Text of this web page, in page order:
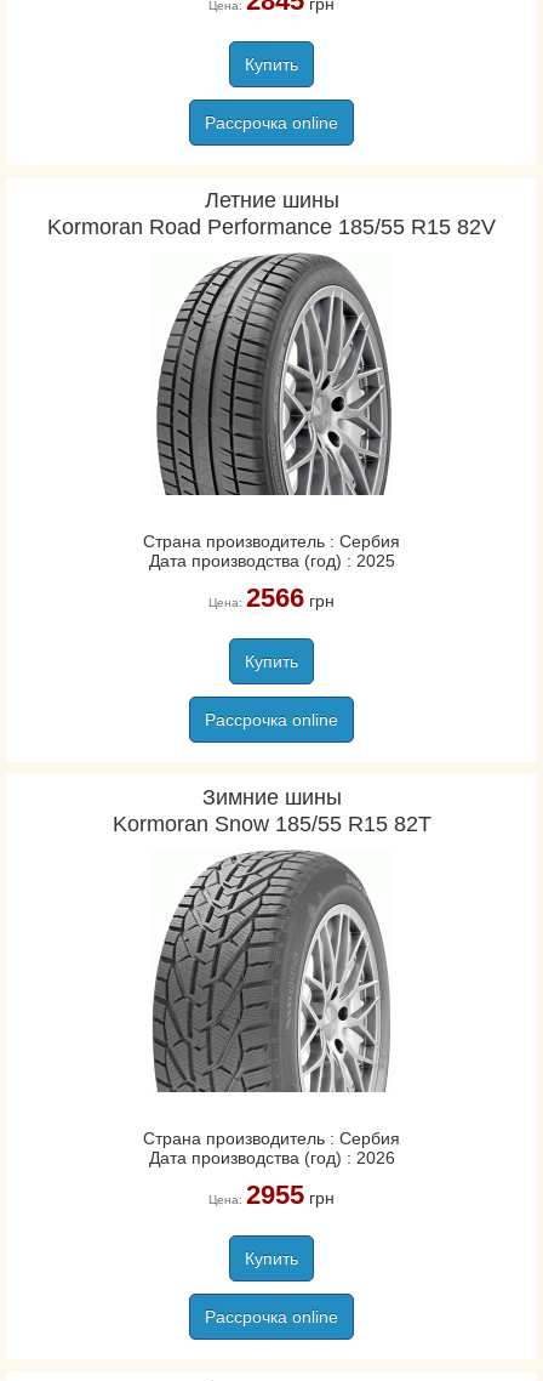
Цена:
Купить
Рассрочка online
Летние шины
Kormoran Road Performance 185/55 R15 82V
Страна производитель : Сербия
Дата производства (год) : 2025
Цена: 2566грн
Купить
Рассрочка online
Зимние шины
Kormoran Snow 185/55 R15 82T
Страна производитель : Сербия
Дата производства (год) : 2026
Цена: 2955грн
Купить
Рассрочка online